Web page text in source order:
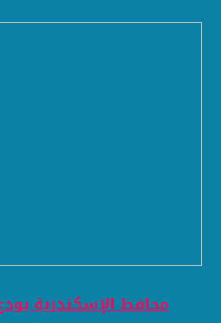
محافظ الإسكندرية